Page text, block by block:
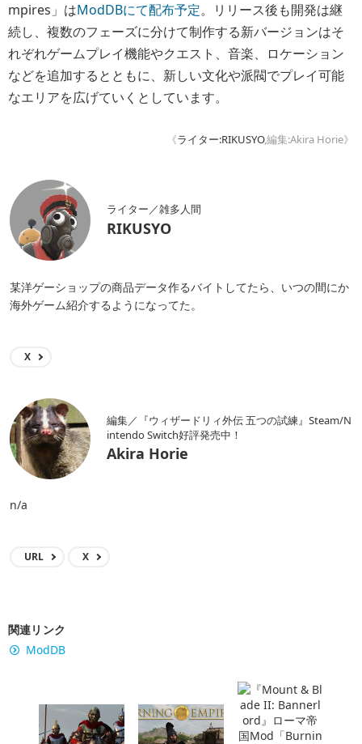
mpires」はModDBにて配布予定。リリース後も開発は継
続し、複数のフェーズに分けて制作する新バージョンはそ
れぞれゲームプレイ機能やクエスト、音楽、ロケーション
などを追加するとともに、新しい文化や派閥でプレイ可能
なエリアを広げていくとしています。
《ライター:RIKUSYO,編集:Akira Horie》
ライター／雑多人間
RIKUSYO
某洋ゲーショップの商品データ作るバイトしてたら、いつの間にか
海外ゲーム紹介するようになってた。
X
編集／『ウィザードリィ外伝 五つの試練』Steam/N
intendo Switch好評発売中！
Akira Horie
n/a
URL X
関連リンク
ModDB